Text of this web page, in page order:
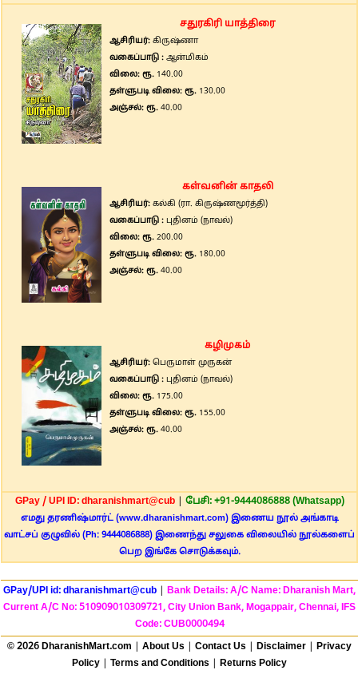
சதுரகிரி யாத்திரை
ஆசிரியர்: கிருஷ்ணா
வகைப்பாடு : ஆன்மிகம்
விலை: ரூ. 140.00
தள்ளுபடி விலை: ரூ. 130.00
அஞ்சல்: ரூ. 40.00
கள்வனின் காதலி
ஆசிரியர்: கல்கி (ரா. கிருஷ்ணமூர்த்தி)
வகைப்பாடு : புதினம் (நாவல்)
விலை: ரூ. 200.00
தள்ளுபடி விலை: ரூ. 180.00
அஞ்சல்: ரூ. 40.00
கழிமுகம்
ஆசிரியர்: பெருமாள் முருகன்
வகைப்பாடு : புதினம் (நாவல்)
விலை: ரூ. 175.00
தள்ளுபடி விலை: ரூ. 155.00
அஞ்சல்: ரூ. 40.00
GPay / UPI ID: dharanishmart@cub| பேசி: +91-9444086888 (Whatsapp)
எமது தரணிஷ்மார்ட் (www.dharanishmart.com) இணைய நூல் அங்காடி
வாட்சப் குழுவில் (Ph: 9444086888) இணைந்து சலுகை விலையில் நூல்களைப்
பெற இங்கே சொடுக்கவும்.
GPay/UPI id: dharanishmart@cub
Bank Details: A/C Name: Dharanish Mart,
Current A/C No: 510909010309721, City Union Bank, Mogappair, Chennai, IFS
Code: CUB0000494
© 2026 DharanishMart.com
About Us Contact Us Disclaimer
Privacy
Policy
Terms and Conditions Returns Policy